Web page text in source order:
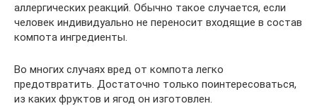
аллергических реакций. Обычно такое случается, если
человек индивидуально не переносит входящие в состав
компота ингредиенты.
Во многих случаях вред от компота легко
предотвратить. Достаточно только поинтересоваться,
из каких фруктов и ягод он изготовлен.